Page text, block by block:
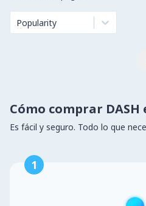
Popularity
Cómo comprar DASH
Es fácil y seguro. Todo lo que
1